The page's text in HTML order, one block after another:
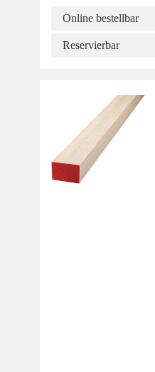
Online bestellbar
Reservierbar